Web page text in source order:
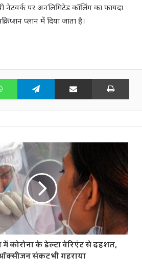
नेटवर्क पर अनलिमिटेड कॉलिंग का फायदा
प्लान में दिया जाता है।
WhatsAppTelegram Share via Email Print
में कोरोना के डेल्टा वेरिएंट से दहशत,
संकट भी गहराया